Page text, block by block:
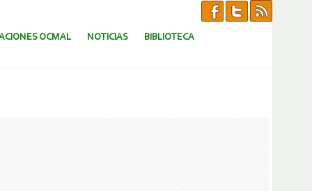
OCMAL NOTICIAS BIBLIOTECA